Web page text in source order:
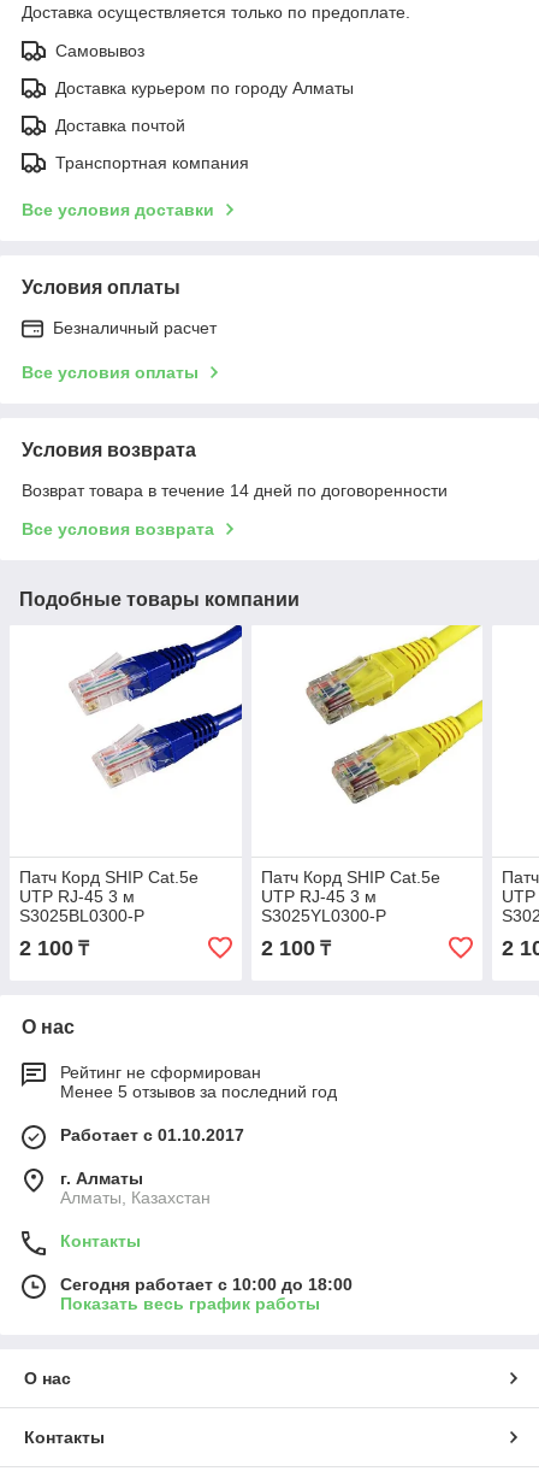
Доставка осуществляется только по предоплате.
Самовывоз
Доставка курьером по городу Алматы
Доставка почтой
Транспортная компания
Все условия доставки
Условия оплаты
Безналичный расчет
Все условия оплаты
Условия возврата
Возврат товара в течение 14 дней по договоренности
Все условия возврата
Подобные товары компании
Патч Корд SHIP Cat.5e
UTP RJ-45 3 м
S3025BL0300-P
2 100 ₸
Патч Корд SHIP Cat.5e
UTP RJ-45 3 м
S3025YL0300-P
2 100₸ 2
О нас
Рейтинг не сформирован
Менее 5 отзывов за последний год
Работает с 01.10.2017
г. Алматы
Алматы, Казахстан
Контакты
Сегодня работает с 10:00 до 18:00
Показать весь график работы
О нас
Контакты